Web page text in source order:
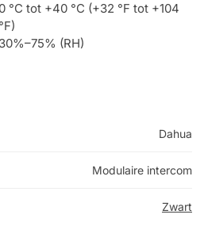
0 °C tot +40 °C (+32 °F tot +104
°F)
30%–75% (RH)
Dahua
Modulaire intercom
Zwart